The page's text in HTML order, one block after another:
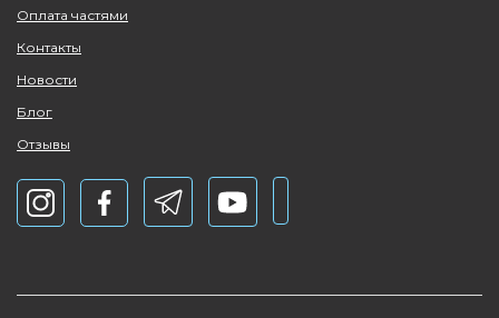
Оплата частями
Контакты
Новости
Блог
Отзывы